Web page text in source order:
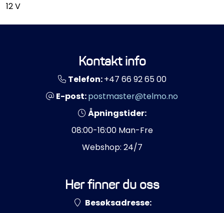
12 V
Kontakt info
Telefon:+47 66 92 65 00
E-post:postmaster@telmo.no
Åpningstider:
08:00-16:00 Man-Fre
Webshop: 24/7
Her finner du oss
Besøksadresse: